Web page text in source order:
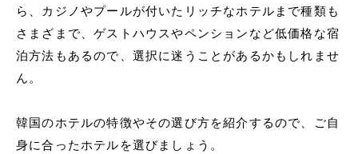
ら、カジノやプールが付いたリッチなホテルまで種類も
さまざまで、ゲストハウスやペンションなど低価格な宿
泊方法もあるので、選択に迷うことがあるかもしれませ
ん。
韓国のホテルの特徴やその選び方を紹介するので、ご自
身に合ったホテルを選びましょう。